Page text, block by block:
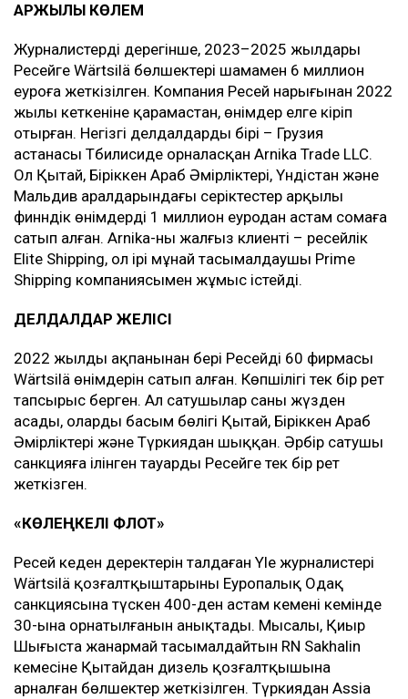
ҚАРЖЫЛЫҚ КӨЛЕМ
Журналистердің дерегінше, 2023–2025 жылдары
Ресейге Wärtsilä бөлшектері шамамен 6 миллион
еуроға жеткізілген. Компания Ресей нарығынан 2022
жылы кеткеніне қарамастан, өнімдер елге кіріп
отырған. Негізгі делдалдардың бірі – Грузия
астанасы Тбилисиде орналасқан Arnika Trade LLC.
Ол Қытай, Біріккен Араб Әмірліктері, Үндістан және
Мальдив аралдарындағы серіктестер арқылы
финндік өнімдерді 1 миллион еуродан астам сомаға
сатып алған. Arnika-ның жалғыз клиенті – ресейлік
Elite Shipping, ол ірі мұнай тасымалдаушы Prime
Shipping компаниясымен жұмыс істейді.
ДЕЛДАЛДАР ЖЕЛІСІ
2022 жылдың ақпанынан бері Ресейдің 60 фирмасы
Wärtsilä өнімдерін сатып алған. Көпшілігі тек бір рет
тапсырыс берген. Ал сатушылар саны жүзден
асады, олардың басым бөлігі Қытай, Біріккен Араб
Әмірліктері және Түркиядан шыққан. Әрбір сатушы
санкцияға ілінген тауарды Ресейге тек бір рет
жеткізген.
«КӨЛЕҢКЕЛІ ФЛОТ»
Ресей кеден деректерін талдаған Yle журналистері
Wärtsilä қозғалтқыштарының Еуропалық Одақ
санкциясына түскен 400-ден астам кеменің кемінде
30-ына орнатылғанын анықтады. Мысалы, Қиыр
Шығыста жанармай тасымалдайтын RN Sakhalin
кемесіне Қытайдан дизель қозғалтқышына
арналған бөлшектер жеткізілген. Түркиядан Assia